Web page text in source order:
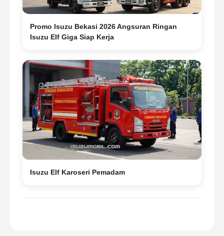
Promo Isuzu Bekasi 2026 Angsuran Ringan
Isuzu Elf Giga Siap Kerja
Isuzu Elf Karoseri Pemadam